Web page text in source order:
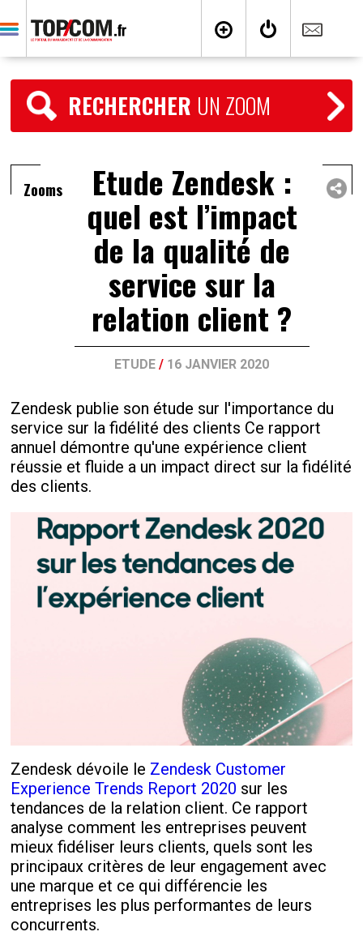
RECHERCHER UN ZOOM
Zooms Etude Zendesk :
quel est l’impact
de la qualité de
service sur la
relation client ?
ETUDE / 16 JANVIER 2020
Zendesk publie son étude sur l'importance du
service sur la fidélité des clients Ce rapport
annuel démontre qu'une expérience client
réussie et fluide a un impact direct sur la fidélité
des clients.
Zendesk dévoile le Zendesk Customer
Experience Trends Report 2020 sur les
tendances de la relation client. Ce rapport
analyse comment les entreprises peuvent
mieux fidéliser leurs clients, quels sont les
principaux critères de leur engagement avec
une marque et ce qui différencie les
entreprises les plus performantes de leurs
concurrents.